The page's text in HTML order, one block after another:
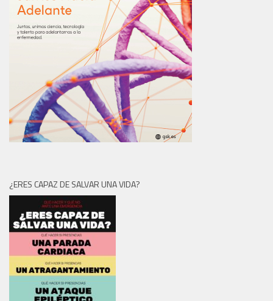
¿ERES CAPAZ DE SALVAR UNA VIDA?